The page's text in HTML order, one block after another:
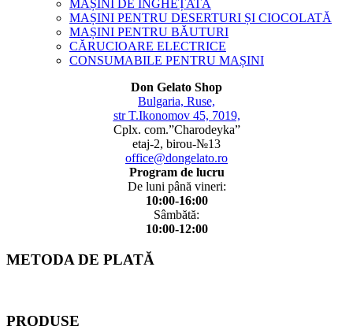
MAȘINI DE ÎNGHEȚATĂ
MAȘINI PENTRU DESERTURI ȘI CIOCOLATĂ
MAȘINI PENTRU BĂUTURI
CĂRUCIOARE ELECTRICE
CONSUMABILE PENTRU MAȘINI
Don Gelato Shop
Bulgaria, Ruse,
str T.Ikonomov 45, 7019,
Cplx. com.”Charodeyka”
etaj-2, birou-№13
office@dongelato.ro
Program de lucru
De luni până vineri:
10:00-16:00
Sâmbătă:
10:00-12:00
METODA DE PLATĂ
PRODUSE